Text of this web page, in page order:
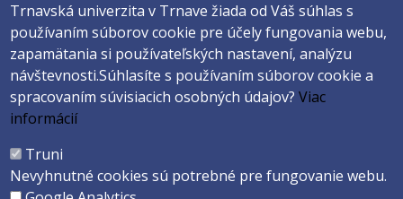
Footer
menu
3
Katalóg knižnice
Telefónny zoznam
Trnavská univerzita
Footer
menu
4
E-shop
Facebook
Instagram
Youtube
Päta
Správca obsahu
Trnavská univerzita v Trnave žiada od Váš súhlas s
používaním súborov cookie pre účely fungovania webu,
zapamätania si používateľských nastavení, analýzu
návštevnosti.Súhlasíte s používaním súborov cookie a
spracovaním súvisiacich osobných údajov?Viac
informácií
Truni
Nevyhnutné cookies sú potrebné pre fungovanie webu.